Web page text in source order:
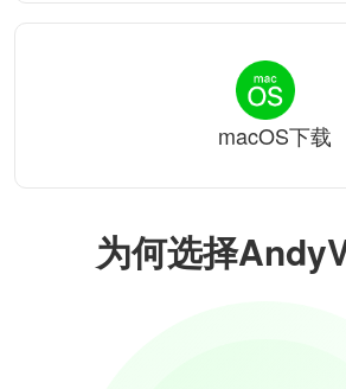
为何选择
macOS下载